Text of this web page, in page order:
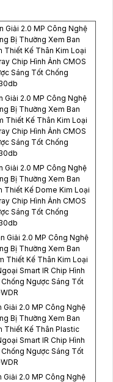
Giải 2.0 MP Công Nghệ
Bị Thường Xem Ban
Thiết Kế Thân Kim Loại
Chip Hình Ảnh CMOS
Sáng Tốt Chống
Giải 2.0 MP Công Nghệ
Bị Thường Xem Ban
Thiết Kế Thân Kim Loại
Chip Hình Ảnh CMOS
Sáng Tốt Chống
Giải 2.0 MP Công Nghệ
Bị Thường Xem Ban
Thiết Kế Dome Kim Loại
Chip Hình Ảnh CMOS
Sáng Tốt Chống
Giải 2.0 MP Công Nghệ
Bị Thường Xem Ban
Thiết Kế Thân Kim Loại
Smart IR Chip Hình
Ngược Sáng Tốt
Giải 2.0 MP Công Nghệ
Bị Thường Xem Ban
Thiết Kế Thân Plastic
Smart IR Chip Hình
Ngược Sáng Tốt
Giải 2.0 MP Công Nghệ